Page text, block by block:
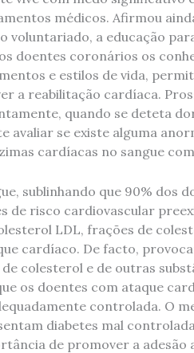
médicos. Afirmou
voluntariado, a educação
doentes coronários os
e estilos de vida,
a reabilitação cardíaca.
quando se deteta
avaliar se existe alguma
cardíacas no sangue
sublinhando que 90% dos
de risco cardiovascular
LDL, frações de
cardíaco. De facto,
colesterol e de outras
os doentes com ataque
controlada. O
diabetes mal
de promover a adesão